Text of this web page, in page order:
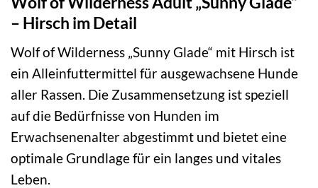
– Hirsch im Detail
Wolf of Wilderness „Sunny Glade“ mit Hirsch ist
ein Alleinfuttermittel für ausgewachsene Hunde
aller Rassen. Die Zusammensetzung ist speziell
auf die Bedürfnisse von Hunden im
Erwachsenenalter abgestimmt und bietet eine
optimale Grundlage für ein langes und vitales
Leben.